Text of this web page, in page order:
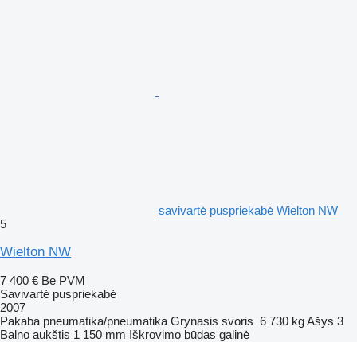
savivartė puspriekabė Wielton NW
5
Wielton NW
7 400 € Be PVM
Savivartė puspriekabė
2007
Pakaba pneumatika/pneumatika Grynasis svoris 6 730 kgAšys 3
Balno aukštis 1 150 mm Iškrovimo būdas galinė